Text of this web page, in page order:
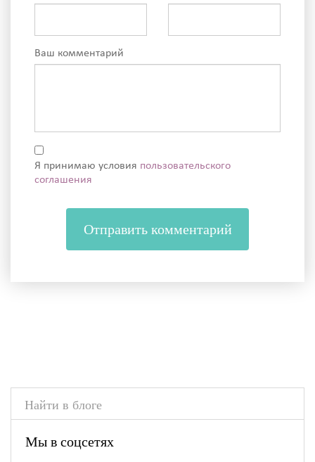
Ваш комментарий
Я принимаю условия пользовательского
соглашения
Мы в соцсетях